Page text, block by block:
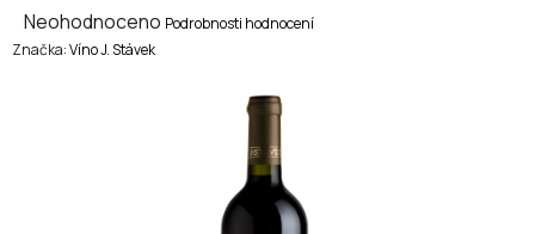
Průměrné
hodnocení
Neohodnoceno Podrobnosti hodnocení
Značka:Víno J. Stávek